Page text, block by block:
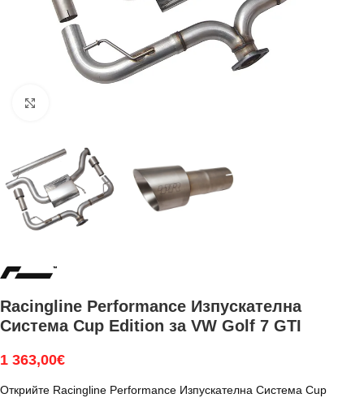
Racingline Performance Изпускателна
Система Cup Edition за VW Golf 7 GTI
1 363,00€
Открийте Racingline Performance Изпускателна Система Cup